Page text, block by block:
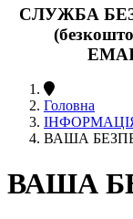
СЛУЖБА
Головна
ВАША
ВАША